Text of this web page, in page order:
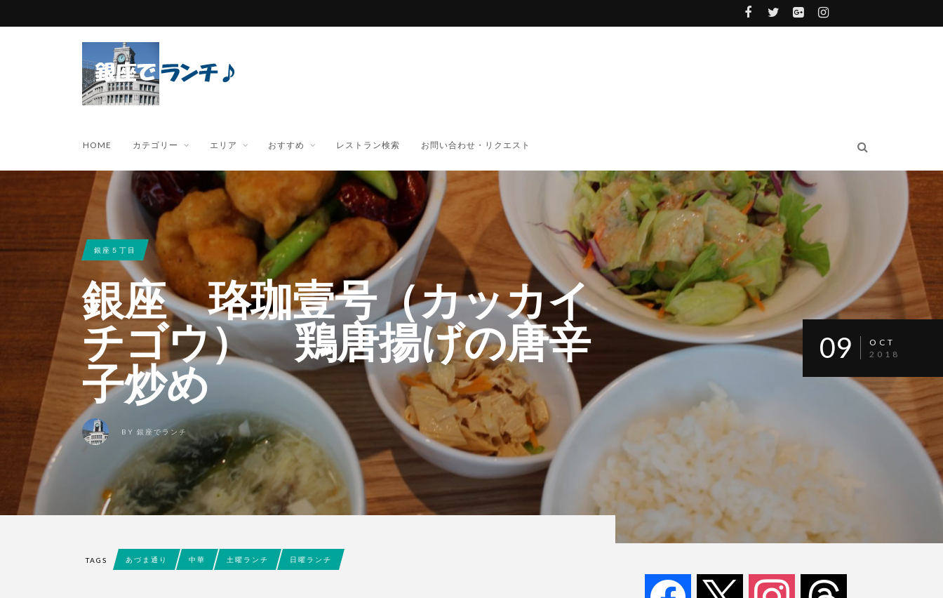
HOME カテゴリー エリア おすすめ レストラン検索 お問い合わせ・リクエスト
銀座５丁目
銀座 珞珈壹号（カッカイ
チゴウ） 鶏唐揚げの唐辛
子炒め
BY 銀座でランチ
09
OCT
2018
TAGS あづま通り 中華 土曜ランチ 日曜ランチ
facebook instagram threads